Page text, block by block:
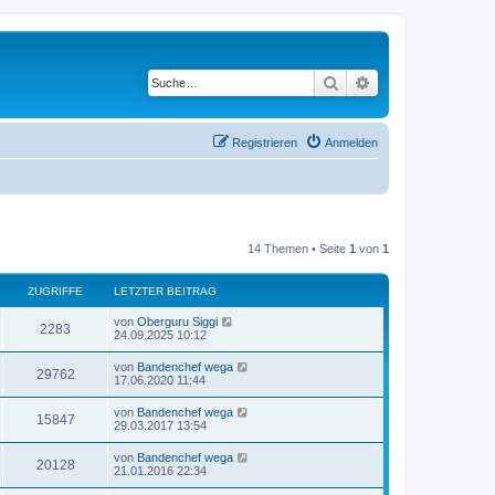
Suche
Anmelden
Registrieren
14 Themen • Seite 1 von 1
ZUGRIFFE LETZTER BEITRAG
2283 von Oberguru Siggi
24.09.2025 10:12
29762 von Bandenchef wega
17.06.2020 11:44
15847 von Bandenchef wega
29.03.2017 13:54
20128 von Bandenchef wega
21.01.2016 22:34